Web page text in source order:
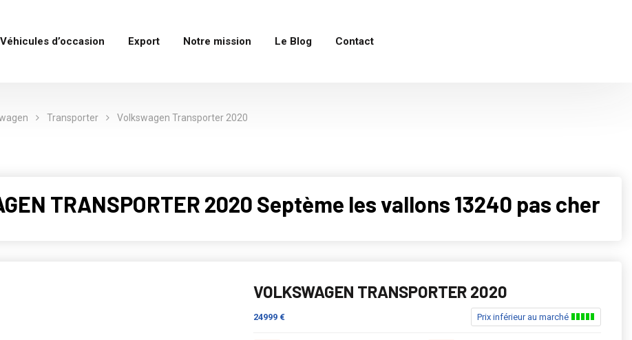
Véhicules d’occasion Export Notre mission Le Blog Contact
Transporter Volkswagen Transporter 2020
TRANSPORTER 2020 Septème les vallons 13240 pas cher
VOLKSWAGEN TRANSPORTER 2020
24999 € Prix inférieur au marché